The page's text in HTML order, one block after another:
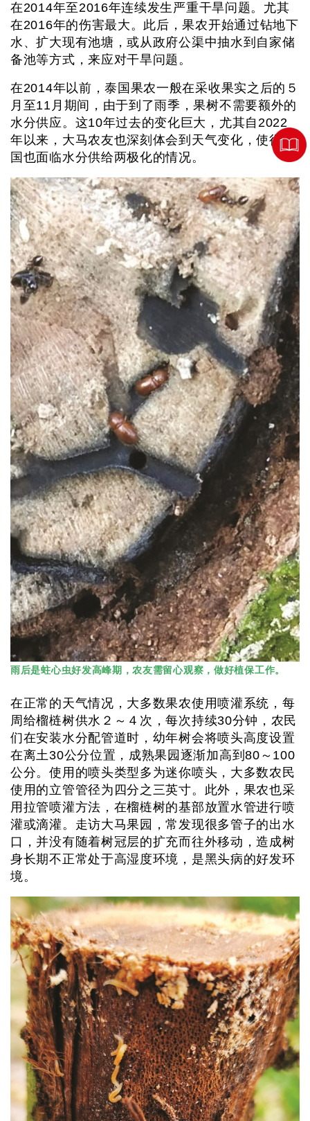
在2014年至2016年连续发生严重干旱问题。尤其
在2016年的伤害最大。此后，果农开始通过钻地下
水、扩大现有池塘，或从政府公渠中抽水到自家储
备池等方式，来应对干旱问题。
在2014年以前，泰国果农一般在采收果实之后的５
月至11月期间，由于到了雨季，果树不需要额外的
水分供应。这10年过去的变化巨大，尤其自2022
年以来，大马农友也深刻体会到天气变化，使得泰
国也面临水分供给两极化的情况。
雨后是蛀心虫好发高峰期，农友需留心观察，做好植保工作。
在正常的天气情况，大多数果农使用喷灌系统，每
周给榴梿树供水２～４次，每次持续30分钟，农民
们在安装水分配管道时，幼年树会将喷头高度设置
在离土30公分位置，成熟果园逐渐加高到80～100
公分。使用的喷头类型多为迷你喷头，大多数农民
使用的立管管径为四分之三英寸。此外，果农也采
用拉管喷灌方法，在榴梿树的基部放置水管进行喷
灌或滴灌。走访大马果园，常发现很多管子的出水
口，并没有随着树冠层的扩充而往外移动，造成树
身长期不正常处于高湿度环境，是黑头病的好发环
境。